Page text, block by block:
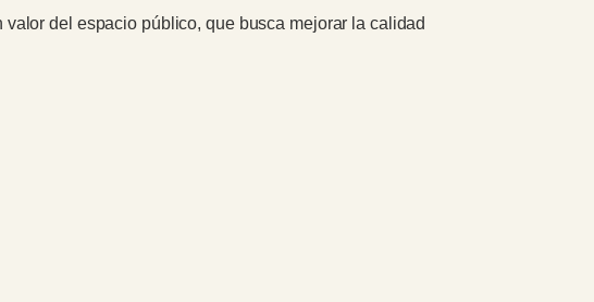
del espacio público, que busca mejorar la calidad